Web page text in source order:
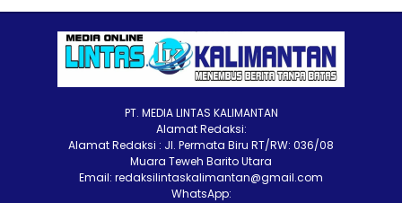
PT. MEDIA LINTAS KALIMANTAN
Alamat Redaksi:
Alamat Redaksi : Jl. Permata Biru RT/RW: 036/08
Muara Teweh Barito Utara
Email: redaksilintaskalimantan@gmail.com
WhatsApp: